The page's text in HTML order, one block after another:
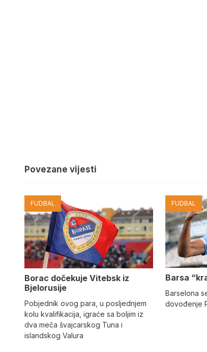
Povezane vijesti
FUDBAL
Borac dočekuje Vitebsk iz
Bjelorusije
Pobjednik ovog para, u posljednjem
kolu kvalifikacija, igraće sa boljim iz
dva meča švajcarskog Tuna i
islandskog Valura
FUDBAL
Barsa
Barselona
dovođenje